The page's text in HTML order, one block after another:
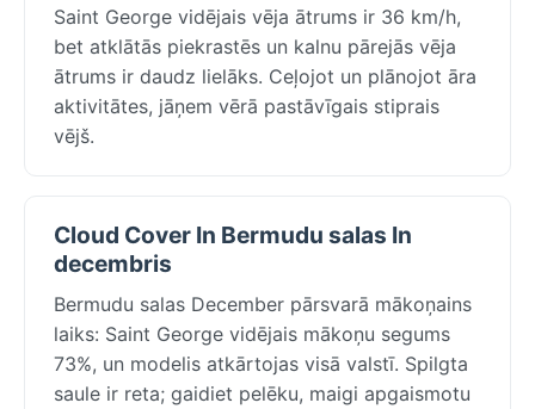
Saint George vidējais vēja ātrums ir 36 km/h,
bet atklātās piekrastēs un kalnu pārejās vēja
ātrums ir daudz lielāks. Ceļojot un plānojot āra
aktivitātes, jāņem vērā pastāvīgais stiprais
vējš.
Cloud Cover In Bermudu salas In
decembris
Bermudu salas December pārsvarā mākoņains
laiks: Saint George vidējais mākoņu segums
73%, un modelis atkārtojas visā valstī. Spilgta
saule ir reta; gaidiet pelēku, maigi apgaismotu